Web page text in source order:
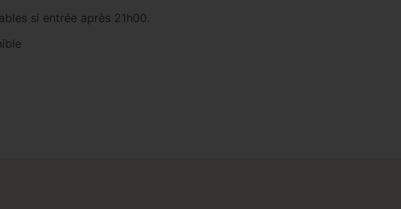
si entrée après 21h00.